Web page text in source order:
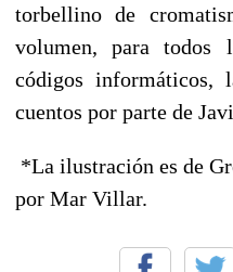
torbellino de
volumen, para todos
códigos informáticos,
cuentos por parte de
*La ilustración es de
por Mar Villar.